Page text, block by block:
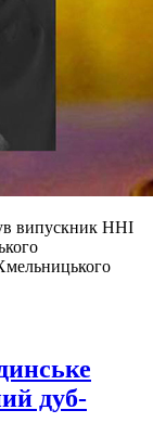
випускник ННІ
дуб-